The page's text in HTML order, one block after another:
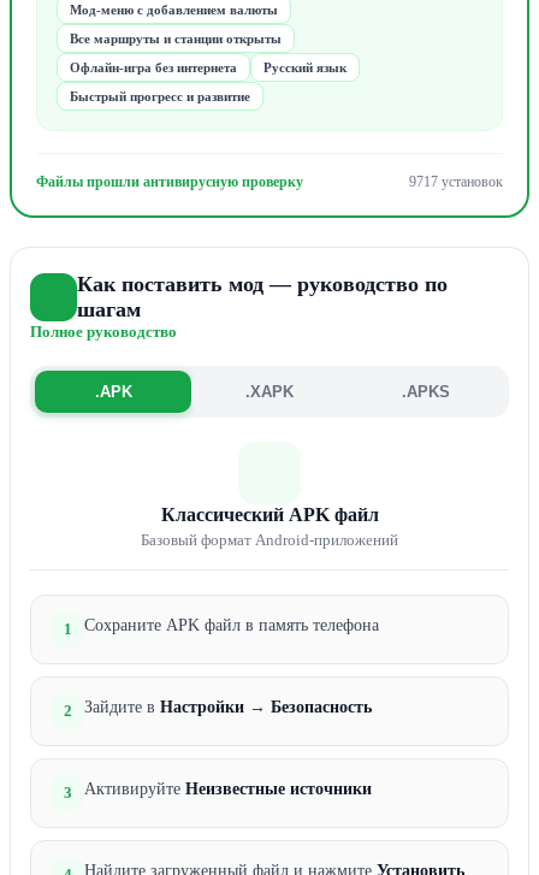
Мод-меню с добавлением валюты
Все маршруты и станции открыты
Офлайн-игра без интернета
Русский язык
Быстрый прогресс и развитие
Файлы прошли антивирусную проверку 9717 установок
Как поставить мод — руководство по
шагам
Полное руководство
.APK .XAPK .APKS
Классический APK файл
Базовый формат Android-приложений
1 Сохраните APK файл в память телефона
2 Зайдите в Настройки → Безопасность
3 Активируйте Неизвестные источники
Найдите загруженный файл и нажмите Установить